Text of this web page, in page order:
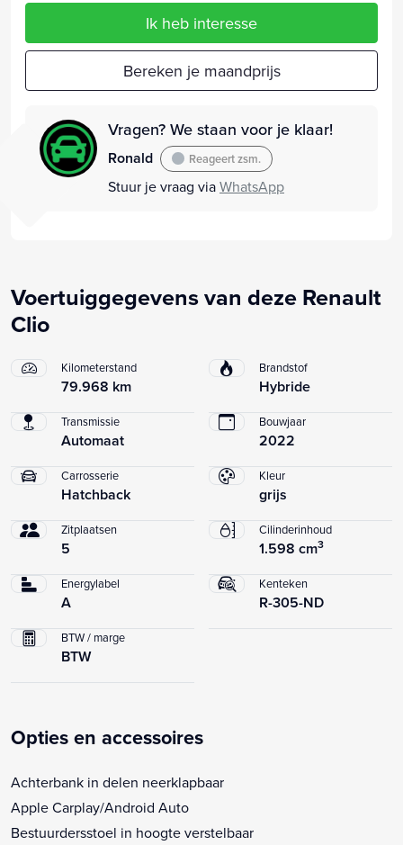
Ik heb interesse
Bereken je maandprijs
Vragen? We staan voor je klaar!
Ronald Reageert zsm.
Stuur je vraag viaWhatsApp
Voertuiggegevens van deze Renault
Clio
Kilometerstand
79.968 km
Brandstof
Hybride
Transmissie
Automaat
Bouwjaar
2022
Carrosserie
Hatchback
Kleur
grijs
Zitplaatsen
5
Cilinderinhoud
1.598 cm3
Energylabel
A
Kenteken
R-305-ND
BTW / marge
BTW
Opties en accessoires
Achterbank in delen neerklapbaar
Apple Carplay/Android Auto
Bestuurdersstoel in hoogte verstelbaar